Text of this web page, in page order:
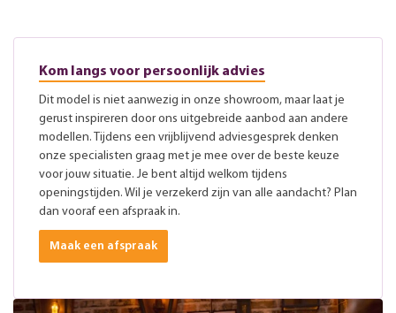
Kom langs voor persoonlijk advies
Dit model is niet aanwezig in onze showroom, maar laat je
gerust inspireren door ons uitgebreide aanbod aan andere
modellen. Tijdens een vrijblijvend adviesgesprek denken
onze specialisten graag met je mee over de beste keuze
voor jouw situatie. Je bent altijd welkom tijdens
openingstijden. Wil je verzekerd zijn van alle aandacht? Plan
dan vooraf een afspraak in.
Maak een afspraak